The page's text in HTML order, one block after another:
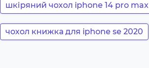
шкіряний чохол iphone 14 pro max
чохол книжка для iphone se 2020